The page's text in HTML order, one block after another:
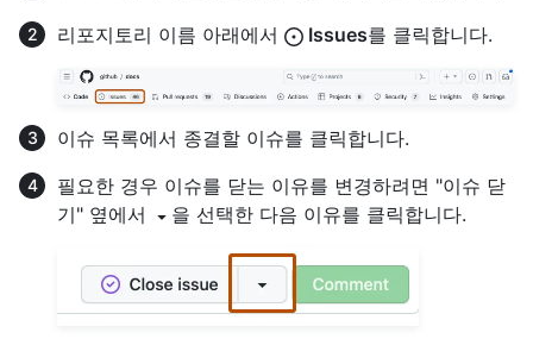
리포지토리 이름 아래에서
Issues를 클릭합니다.
이슈 목록에서 종결할 이슈를 클릭합니다.
필요한 경우 이슈를 닫는 이유를 변경하려면 "이슈 닫
기" 옆에서
을 선택한 다음 이유를 클릭합니다.